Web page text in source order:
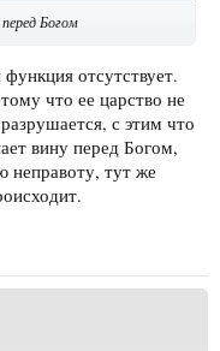
Богом
отсутствует.
что ее царство не
с этим что
вину перед Богом,
неправоту, тут же